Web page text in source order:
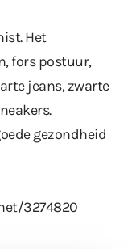
Het
fors postuur,
jeans, zwarte
gezondheid
3274820